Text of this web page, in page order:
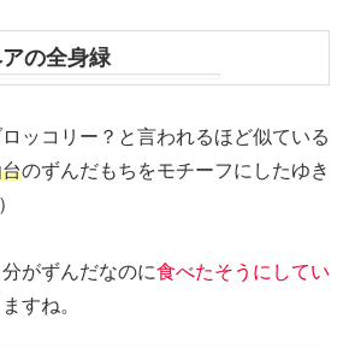
の全身緑
ッコリー？と言われるほど似ている
のずんだもちをモチーフにしたゆき
分がずんだなのに食べたそうにしてい
すね。